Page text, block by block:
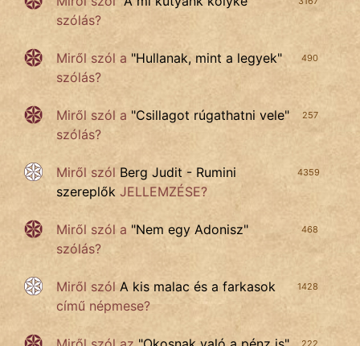
szólás?
490
Miről szól a "Hullanak, mint a legyek"
szólás?
257
Miről szól a "Csillagot rúgathatni vele"
szólás?
4359
Miről szól Berg Judit - Rumini
szereplők JELLEMZÉSE?
468
Miről szól a "Nem egy Adonisz"
szólás?
1428
Miről szól A kis malac és a farkasok
című népmese?
222